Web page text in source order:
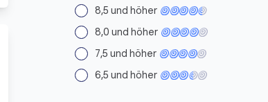
8,5 und höher
8,0 und höher
7,5 und höher
6,5 und höher